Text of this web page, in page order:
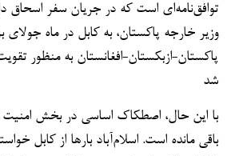
توافق‌نامه‌ای است که در جریان سفر اسحاق
وزیر خارجه پاکستان، به کابل در ماه
پاکستان-ازبکستان-افغانستان به منظور
شد
با این حال، اصطکاک اساسی در بخش
باقی مانده است. اسلام‌آباد بارها از کابل